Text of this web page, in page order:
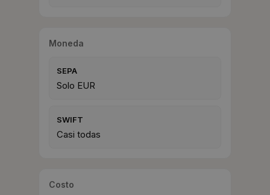
Moneda
SEPA
Solo EUR
SWIFT
Casi todas
Costo